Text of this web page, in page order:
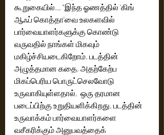
கூறுகையில்.., "இந்த ஓணத்தில் 'கிங்
ஆஃப் கொத்தா'வை உலகளவில்
பார்வையாளர்களுக்கு கொண்டு
வருவதில் நாங்கள் மிகவும்
மகிழ்ச்சியடைகிறோம். படத்தின்
அழுத்தமான கதை, அதற்கேற்ப
மிகப்பெரிய பொருட்செலவோடு
உருவாகியுள்ளதால்,  ஒரு தரமான
படைப்பிற்கு உறுதியளிக்கிறது. படத்தின்
உருவாக்கம் பார்வையாளர்களை
வசீகரிக்கும் அனுபவத்தைக்